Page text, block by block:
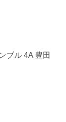
ブル 4A 豊田